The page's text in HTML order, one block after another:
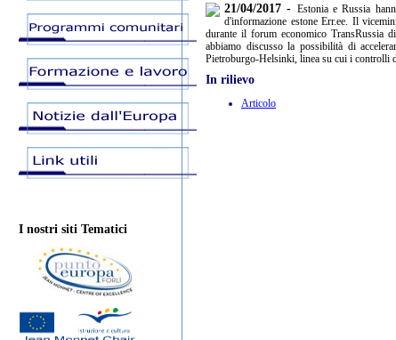
I nostri siti Tematici
21/04/2017 - Estonia e Russia
d'informazione estone Err.ee. Il
durante il forum economico TransRussia
abbiamo discusso la possibilità di
Pietroburgo-Helsinki, linea su cui i controlli
In rilievo
Articolo